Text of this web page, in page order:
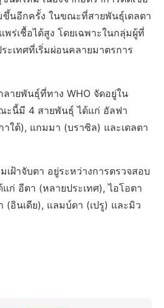
ขึ้นอีกครั้ง ในขณะที่สายพันธ์ุเดลตา
พร่เชื้อได้สูง โดยเฉพาะในกลุ่มผู้ที่
ะเทศที่เริ่มผ่อนคลายมาตรการ
ายพันธุ์ที่ทาง WHO จัดอยู่ใน
ะนี้มี 4 สายพันธุ์ ได้แก่ อัลฟา
าใต้), แกมมา (บราซิล) และเดลตา
ฝ้าจับตา อยู่ระหว่างการตรวจสอบ
ก่ อีตา (หลายประเทศ), ไอโอตา
(อินเดีย), แลมบ์ดา (เปรู) และมิว